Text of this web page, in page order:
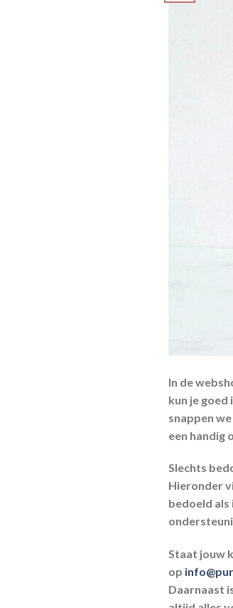
In de
kun je goed
snappen
een handig
Slechts
Hieronder
bedoeld als
Staat jouw
op
Daarnaast